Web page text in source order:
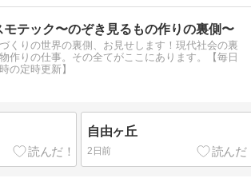
モテック〜のぞき見るもの作りの裏側〜
くりの世界の裏側、お見せします！現代社会の裏
作りの仕事。その全てがここにあります。【毎日
の定時更新】
自由ヶ丘
2日前